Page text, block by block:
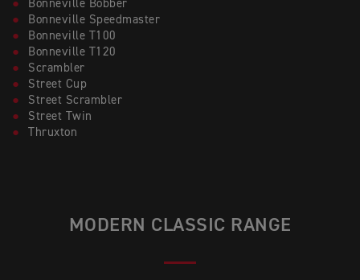
Bonneville Bobber
Bonneville Speedmaster
Bonneville T100
Bonneville T120
Scrambler
Street Cup
Street Scrambler
Street Twin
Thruxton
MODERN CLASSIC RANGE